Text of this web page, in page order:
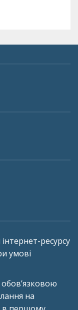
ресурсу
умові
на